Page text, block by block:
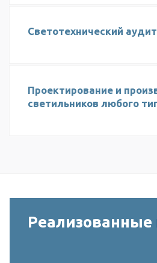
Светотехнический аудит
Проектирование и
светильников любого